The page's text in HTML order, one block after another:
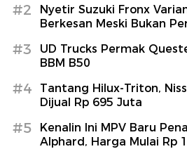
#2
Nyetir Suzuki Fronx
Berkesan Meski Bukan
#3
UD Trucks Permak
BBM B50
#4
Tantang Hilux-Triton,
Dijual Rp 695 Juta
#5
Kenalin Ini MPV Baru
Alphard, Harga Mulai Rp